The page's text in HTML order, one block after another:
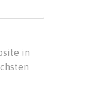
in